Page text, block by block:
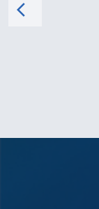
arrow_back_ios